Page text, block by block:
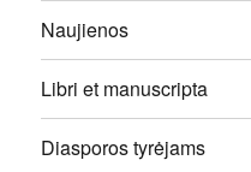
Naujienos
Libri et manuscripta
Diasporos tyrėjams